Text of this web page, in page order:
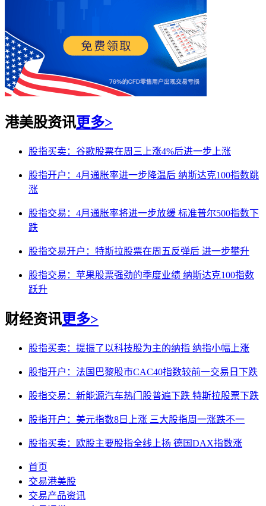
港美股资讯更多>
股指买卖：谷歌股票在周三上涨4%后进一步上涨
股指开户：4月通胀率进一步降温后 纳斯达克100指数跳
涨
股指交易：4月通胀率将进一步放缓 标准普尔500指数下
跌
股指交易开户：特斯拉股票在周五反弹后 进一步攀升
股指交易：苹果股票强劲的季度业绩 纳斯达克100指数
跃升
财经资讯更多>
股指买卖：提振了以科技股为主的纳指 纳指小幅上涨
股指开户：法国巴黎股市CAC40指数较前一交易日下跌
股指交易：新能源汽车热门股普遍下跌 特斯拉股票下跌
股指开户：美元指数8日上涨 三大股指周一涨跌不一
股指买卖：欧股主要股指全线上扬 德国DAX指数涨
首页
交易港美股
交易产品资讯